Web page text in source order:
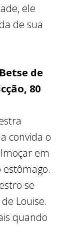
ele
de sua
de
80
convida o
em
estômago.
se
Louise.
quando